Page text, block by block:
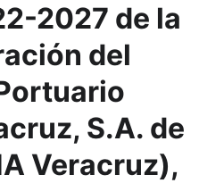
2027 de la
del
S.A. de
Veracruz),